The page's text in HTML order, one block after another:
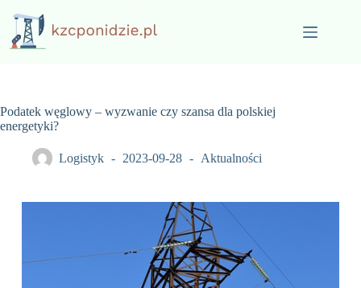
treści
Podatek węglowy – wyzwanie czy szansa dla polskiej
energetyki?
Logistyk 2023-09-28 Aktualności